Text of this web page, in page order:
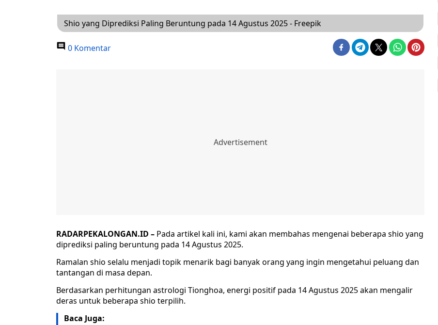
Shio yang Diprediksi Paling Beruntung pada 14 Agustus 2025 - Freepik
0 Komentar
RADARPEKALONGAN.ID – Pada artikel kali ini, kami akan membahas mengenai beberapa shio yang
diprediksi paling beruntung pada 14 Agustus 2025.
Ramalan shio selalu menjadi topik menarik bagi banyak orang yang ingin mengetahui peluang dan
tantangan di masa depan.
Berdasarkan perhitungan astrologi Tionghoa, energi positif pada 14 Agustus 2025 akan mengalir
deras untuk beberapa shio terpilih.
Baca Juga: